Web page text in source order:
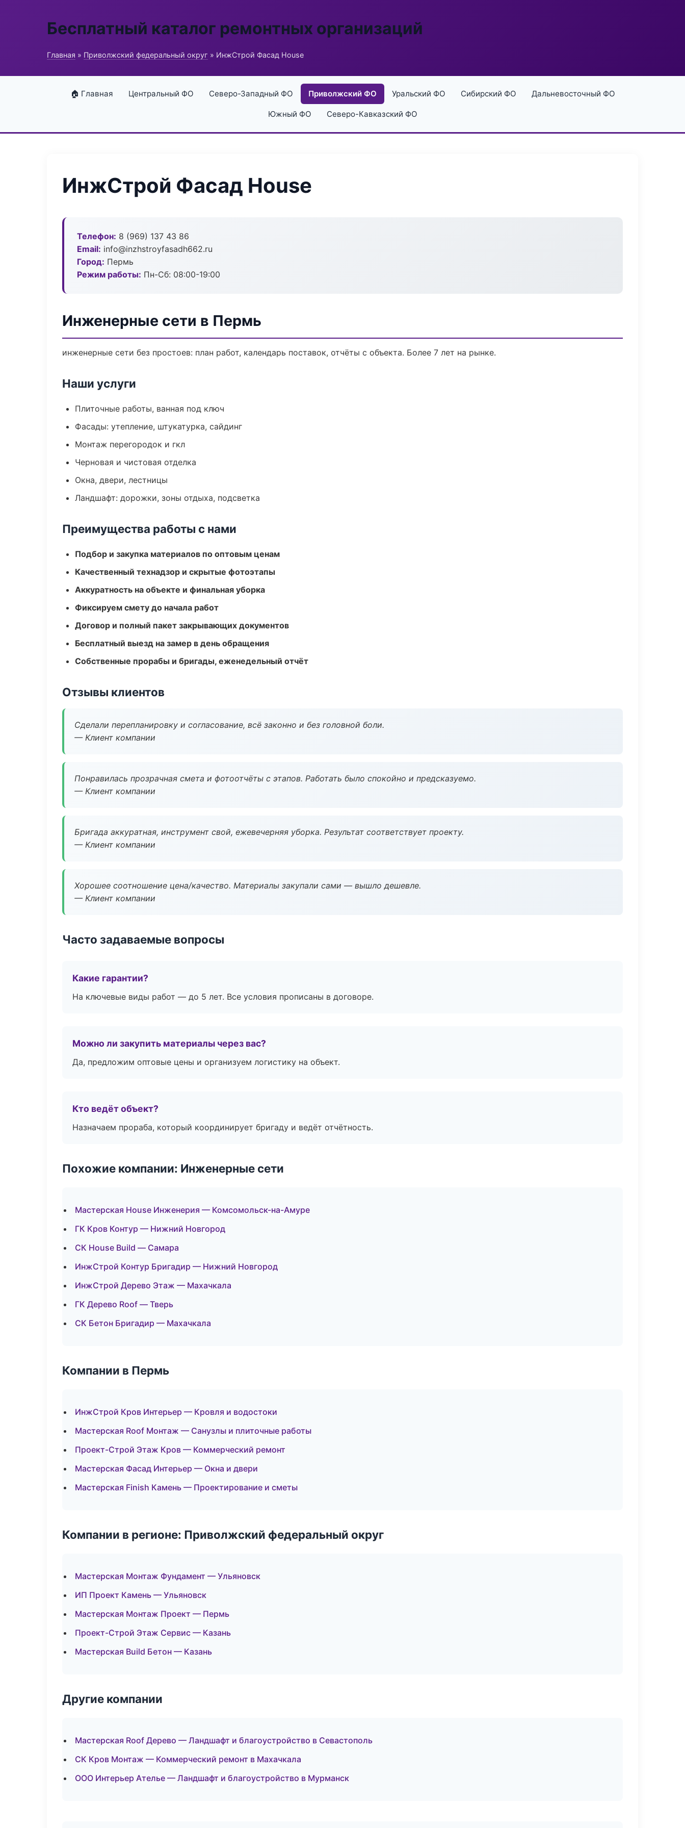
Бесплатный каталог ремонтных организаций
Главная » Приволжский федеральный округ » ИнжСтрой Фасад House
🏠 Главная Центральный ФО Северо-Западный ФО Приволжский ФО Уральский ФО Сибирский ФО Дальневосточный ФО
Южный ФО Северо-Кавказский ФО
ИнжСтрой Фасад House
Телефон: 8 (969) 137 43 86
Email: info@inzhstroyfasadh662.ru
Город: Пермь
Режим работы: Пн-Сб: 08:00-19:00
Инженерные сети в Пермь
инженерные сети без простоев: план работ, календарь поставок, отчёты с объекта. Более 7 лет на рынке.
Наши услуги
Плиточные работы, ванная под ключ
Фасады: утепление, штукатурка, сайдинг
Монтаж перегородок и гкл
Черновая и чистовая отделка
Окна, двери, лестницы
Ландшафт: дорожки, зоны отдыха, подсветка
Преимущества работы с нами
Подбор и закупка материалов по оптовым ценам
Качественный технадзор и скрытые фотоэтапы
Аккуратность на объекте и финальная уборка
Фиксируем смету до начала работ
Договор и полный пакет закрывающих документов
Бесплатный выезд на замер в день обращения
Собственные прорабы и бригады, еженедельный отчёт
Отзывы клиентов
Сделали перепланировку и согласование, всё законно и без головной боли.
— Клиент компании
Понравилась прозрачная смета и фотоотчёты с этапов. Работать было спокойно и предсказуемо.
— Клиент компании
Бригада аккуратная, инструмент свой, ежевечерняя уборка. Результат соответствует проекту.
— Клиент компании
Хорошее соотношение цена/качество. Материалы закупали сами — вышло дешевле.
— Клиент компании
Часто задаваемые вопросы
Какие гарантии?
На ключевые виды работ — до 5 лет. Все условия прописаны в договоре.
Можно ли закупить материалы через вас?
Да, предложим оптовые цены и организуем логистику на объект.
Кто ведёт объект?
Назначаем прораба, который координирует бригаду и ведёт отчётность.
Похожие компании: Инженерные сети
Мастерская House Инженерия — Комсомольск-на-Амуре
ГК Кров Контур — Нижний Новгород
СК House Build — Самара
ИнжСтрой Контур Бригадир — Нижний Новгород
ИнжСтрой Дерево Этаж — Махачкала
ГК Дерево Roof — Тверь
СК Бетон Бригадир — Махачкала
Компании в Пермь
ИнжСтрой Кров Интерьер — Кровля и водостоки
Мастерская Roof Монтаж — Санузлы и плиточные работы
Проект-Строй Этаж Кров — Коммерческий ремонт
Мастерская Фасад Интерьер — Окна и двери
Мастерская Finish Камень — Проектирование и сметы
Компании в регионе: Приволжский федеральный округ
Мастерская Монтаж Фундамент — Ульяновск
ИП Проект Камень — Ульяновск
Мастерская Монтаж Проект — Пермь
Проект-Строй Этаж Сервис — Казань
Мастерская Build Бетон — Казань
Другие компании
Мастерская Roof Дерево — Ландшафт и благоустройство в Севастополь
СК Кров Монтаж — Коммерческий ремонт в Махачкала
ООО Интерьер Ателье — Ландшафт и благоустройство в Мурманск